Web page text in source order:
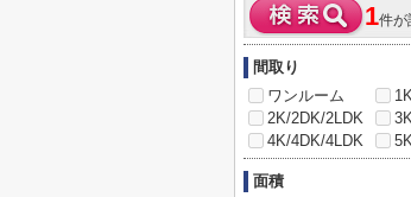
1件が
間取り
ワンルーム
2K/2DK/2LDK
4K/4DK/4LDK
面積